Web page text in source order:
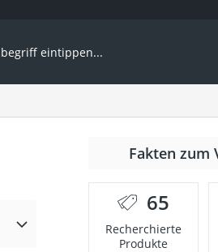
Fakten zum
65
Recherchierte
Produkte